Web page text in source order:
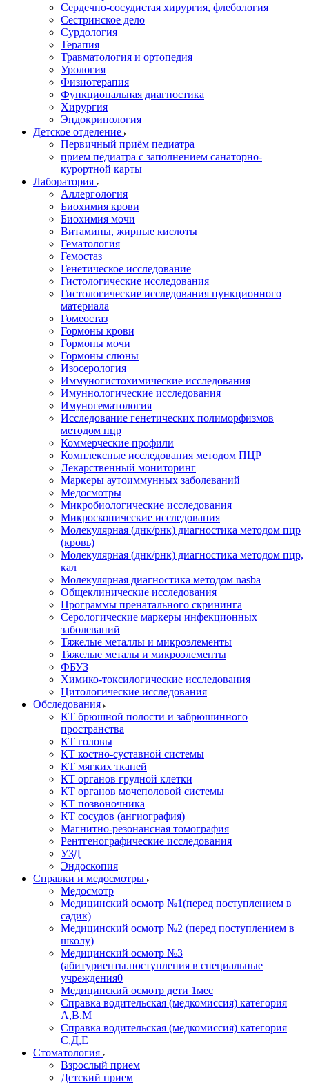
Сердечно-сосудистая хирургия, флебология
Сестринское дело
Сурдология
Терапия
Травматология и ортопедия
Урология
Физиотерапия
Функциональная диагностика
Хирургия
Эндокринология
Детское отделение
Первичный приём педиатра
прием педиатра с заполнением санаторно-
курортной карты
Лаборатория
Аллергология
Биохимия крови
Биохимия мочи
Витамины, жирные кислоты
Гематология
Гемостаз
Генетическое исследование
Гистологические исследования
Гистологические исследования пункционного
материала
Гомеостаз
Гормоны крови
Гормоны мочи
Гормоны слюны
Изосерология
Иммуногистохимические исследования
Имуннологические исследования
Имуногематология
Исследование генетических полиморфизмов
методом пцр
Коммерческие профили
Комплексные исследования методом ПЦР
Лекарственный мониторинг
Маркеры аутоиммунных заболеваний
Медосмотры
Микробиологические исследования
Микроскопические исследования
Молекулярная (днк/рнк) диагностика методом пцр
(кровь)
Молекулярная (днк/рнк) диагностика методом пцр,
кал
Молекулярная диагностика методом nasba
Общеклинические исследования
Программы пренатального скрининга
Серологические маркеры инфекционных
заболеваний
Тяжелые металлы и микроэлементы
Тяжелые металы и микроэлементы
ФБУЗ
Химико-токсилогические исследования
Цитологические исследования
Обследования
КТ брюшной полости и забрюшинного
пространства
КТ головы
КТ костно-суставной системы
КТ мягких тканей
КТ органов грудной клетки
КТ органов мочеполовой системы
КТ позвоночника
КТ сосудов (ангиография)
Магнитно-резонансная томография
Рентгенографические исследования
УЗД
Эндоскопия
Справки и медосмотры
Медосмотр
Медицинский осмотр №1(перед поступлением в
садик)
Медицинский осмотр №2 (перед поступлением в
школу)
Медицинский осмотр №3
(абитуриенты.поступления в специальные
учреждения0
Медицинский осмотр дети 1мес
Справка водительская (медкомиссия) категория
А,В.М
Справка водительская (медкомиссия) категория
С,Д,Е
Стоматология
Взрослый прием
Детский прием